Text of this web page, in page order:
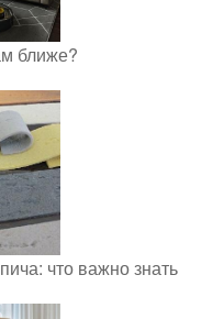
ближе?
что важно знать